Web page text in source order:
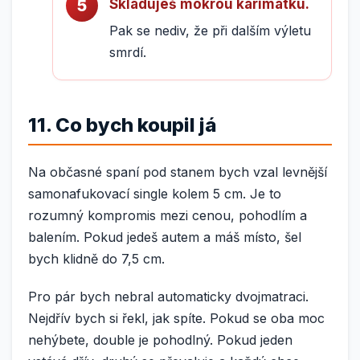
Skladuješ mokrou karimatku.
Pak se nediv, že při dalším výletu
smrdí.
11. Co bych koupil já
Na občasné spaní pod stanem bych vzal levnější
samonafukovací single kolem 5 cm. Je to
rozumný kompromis mezi cenou, pohodlím a
balením. Pokud jedeš autem a máš místo, šel
bych klidně do 7,5 cm.
Pro pár bych nebral automaticky dvojmatraci.
Nejdřív bych si řekl, jak spíte. Pokud se oba moc
nehýbete, double je pohodlný. Pokud jeden